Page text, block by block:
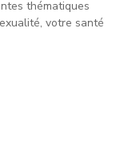
thématiques
votre santé